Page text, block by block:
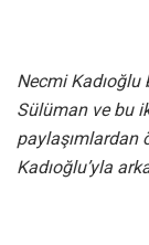
Necmi Kadıoğlu
Sülüman ve bu
paylaşımlardan
Kadıoğlu’yla